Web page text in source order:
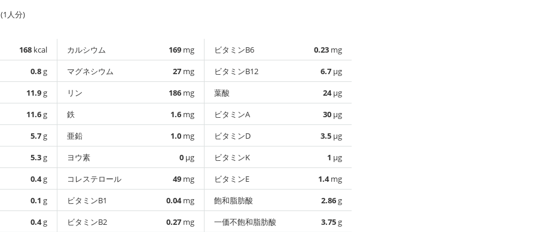
(1人分)
168 kcal
0.8g
11.9g
11.6g
5.7g
5.3g
0.4g
0.1 g
0.4g
カルシウム 169 mg
マグネシウム
27 mg
リン
186 mg
鉄
1.6 mg
亜鉛
1.0 mg
ヨウ素
0 µg
コレステロール
49 mg
ビタミンB1
0.04mg
ビタミンB2
0.27 mg
ビタミンB6 0.23 mg
ビタミンB12
6.7 µg
葉酸
24µg
ビタミンA
30 µg
ビタミンD
3.5 µg
ビタミンK
1 µg
ビタミンE
1.4mg
飽和脂肪酸
2.86g
一価不飽和脂肪酸
3.75g